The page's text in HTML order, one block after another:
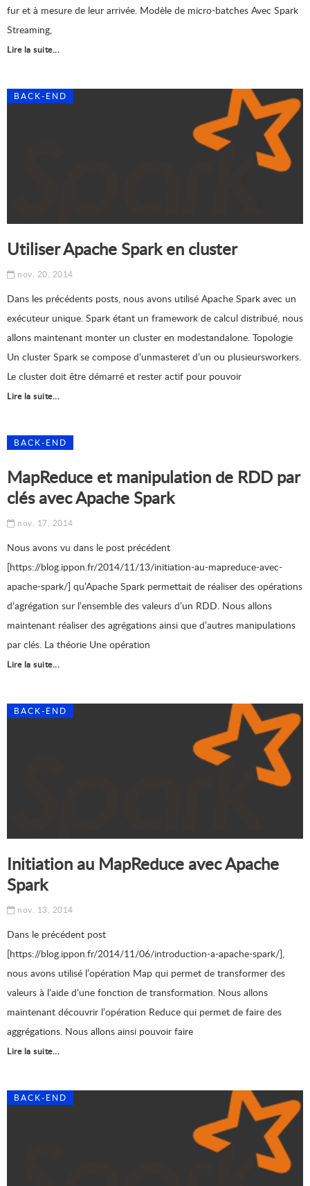
fur et à mesure de leur arrivée. Modèle de micro-batches Avec Spark
Streaming,
Lire la suite...
BACK-END
Utiliser Apache Spark en cluster
nov. 20, 2014
Dans les précédents posts, nous avons utilisé Apache Spark avec un
exécuteur unique. Spark étant un framework de calcul distribué, nous
allons maintenant monter un cluster en modestandalone. Topologie
Un cluster Spark se compose d’unmasteret d’un ou plusieursworkers.
Le cluster doit être démarré et rester actif pour pouvoir
Lire la suite...
BACK-END
MapReduce et manipulation de RDD par
clés avec Apache Spark
nov. 17, 2014
Nous avons vu dans le post précédent
[https://blog.ippon.fr/2014/11/13/initiation-au-mapreduce-avec-
apache-spark/] qu’Apache Spark permettait de réaliser des opérations
d’agrégation sur l’ensemble des valeurs d’un RDD. Nous allons
maintenant réaliser des agrégations ainsi que d’autres manipulations
par clés. La théorie Une opération
Lire la suite...
BACK-END
Initiation au MapReduce avec Apache
Spark
nov. 13, 2014
Dans le précédent post
[https://blog.ippon.fr/2014/11/06/introduction-a-apache-spark/],
nous avons utilisé l’opération Map qui permet de transformer des
valeurs à l’aide d’une fonction de transformation. Nous allons
maintenant découvrir l’opération Reduce qui permet de faire des
aggrégations. Nous allons ainsi pouvoir faire
Lire la suite...
BACK-END